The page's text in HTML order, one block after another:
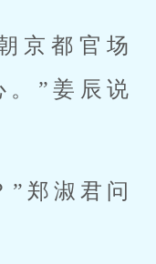
京都官场
。”姜辰说
”郑淑君问